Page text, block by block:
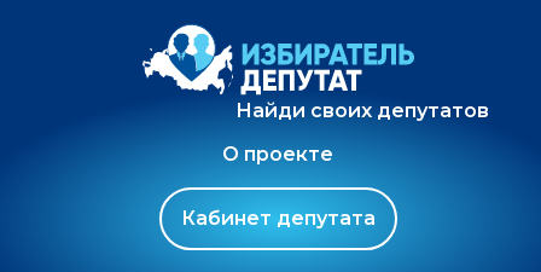
Найди своих депутатов
О проекте
Кабинет депутата